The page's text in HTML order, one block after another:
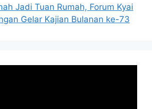
Jadi Tuan Rumah, Forum Kyai
Gelar Kajian Bulanan ke-73